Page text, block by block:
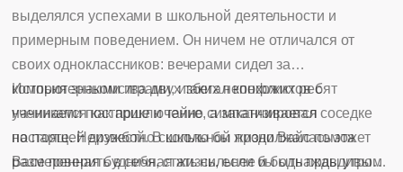
выделялся успехами в школьной деятельности и
примерным поведением. Он ничем не отличался от
своих одноклассников: вечерами сидел за
компьютерными играми, избегал конфликтов с
учениками постарше и тайно симпатизировал соседке
по парте. Неизвестно сколько бы продолжалась эта
размеренная будничная жизнь, если бы однажды утром
История знакомства двух таких непохожих ребят
начинается как приключение, а заканчивается
настоящей дружбой. В школьной жизни Вайс поможет
Васе поверить в себя, стать сильнее и быть правдивым.